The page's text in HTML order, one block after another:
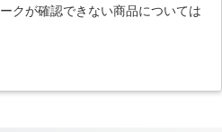
クが確認できない商品については